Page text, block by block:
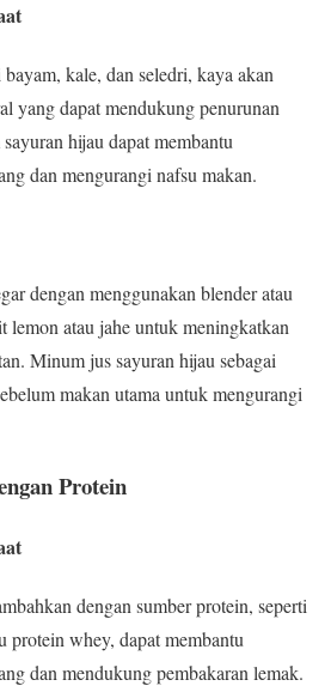
kale, dan seledri, kaya akan
yang dapat mendukung penurunan
hijau dapat membantu
dan mengurangi nafsu makan.
dengan menggunakan blender atau
lemon atau jahe untuk meningkatkan
Minum jus sayuran hijau sebagai
makan utama untuk mengurangi
Protein
dengan sumber protein, seperti
protein whey, dapat membantu
dan mendukung pembakaran lemak.